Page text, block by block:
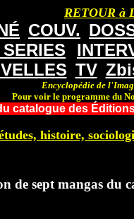
RETOUR à
COUV.
TV
Encyclopédie de
Pour voir le programme du
catalogue des
histoire,
de sept mangas du